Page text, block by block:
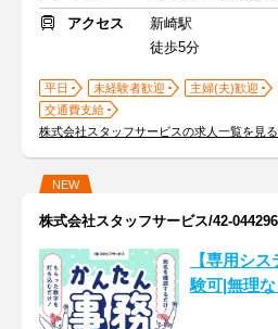
アクセス
新崎駅
徒歩5分
平日 未経験者歓迎 主婦(夫)歓迎
交通費支給
株式会社スタッフサービスの求人一覧を見る
NEW
株式会社スタッフサービス/42-
【専用シ
験可|無理